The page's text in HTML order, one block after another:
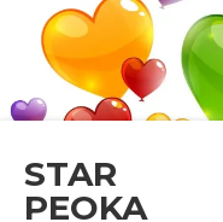
STAR
PEOKA